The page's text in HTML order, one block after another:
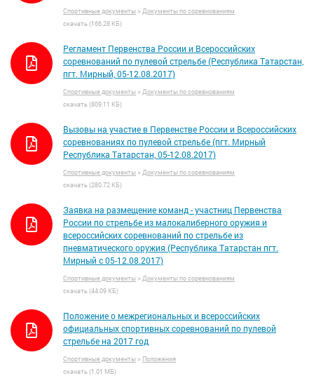
Спортивные документы > Документы по соревнованиям
скачать (166.28 КБ)
Регламент Первенства России и Всероссийских
соревнований по пулевой стрельбе (Республика Татарстан,
пгт. Мирный, 05-12.08.2017)
Спортивные документы > Документы по соревнованиям
скачать (809.11 КБ)
Вызовы на участие в Первенстве России и Всероссийских
соревнованиях по пулевой стрельбе (пгт. Мирный
Республика Татарстан, 05-12.08.2017)
Спортивные документы > Документы по соревнованиям
скачать (280.72 КБ)
Заявка на размещение команд - участниц Первенства
России по стрельбе из малокалиберного оружия и
всероссийских соревнований по стрельбе из
пневматического оружия (Республика Татарстан пгт.
Мирный с 05-12.08.2017)
Спортивные документы > Документы по соревнованиям
скачать (44.09 КБ)
Положение о межрегиональных и всероссийских
официальных спортивных соревнований по пулевой
стрельбе на 2017 год
Спортивные документы > Положения
скачать (1.01 МБ)